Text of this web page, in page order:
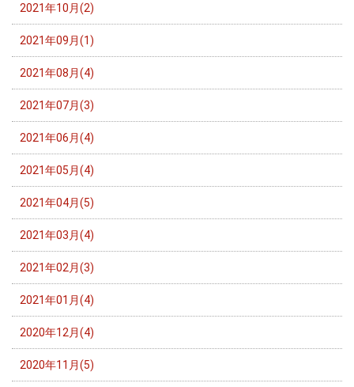
2021年10月(2)
2021年09月(1)
2021年08月(4)
2021年07月(3)
2021年06月(4)
2021年05月(4)
2021年04月(5)
2021年03月(4)
2021年02月(3)
2021年01月(4)
2020年12月(4)
2020年11月(5)